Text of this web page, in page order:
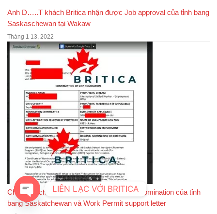
Anh D…..T khách Britica nhận được Job approval của tỉnh bang
Saskaschewan tại Wakaw
Tháng 1 13, 2022
Chị H khách hàng của Britica nhận được Nomination của tỉnh
bang Saskatchewan và Work Permit support letter
LIÊN LẠC VỚI BRITICA